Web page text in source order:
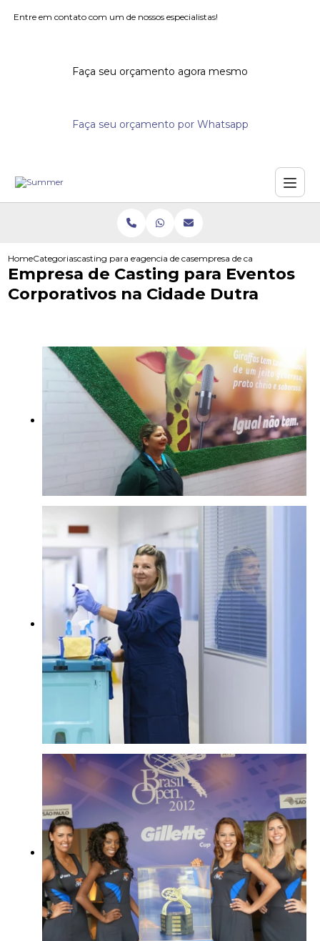
Entre em contato com um de nossos especialistas!
Faça seu orçamento agora mesmo
Faça seu orçamento por Whatsapp
HomeCategoriascasting para eventosagencia de casting para eventos
empresa de casting para
Empresa de Casting para Eventos
Corporativos na Cidade Dutra